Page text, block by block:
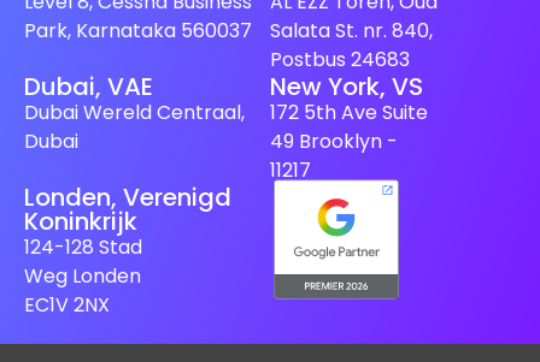
Park, Karnataka 560037
Salata St. nr. 840,
Postbus 24683
Dubai, VAE
Dubai Wereld Centraal,
Dubai
New York, VS
172 5th Ave Suite
49 Brooklyn -
11217
Londen, Verenigd
Koninkrijk
124-128 Stad
Weg Londen
EC1V 2NX
French
German
Japanese
Finnish
Spanish (Spain)